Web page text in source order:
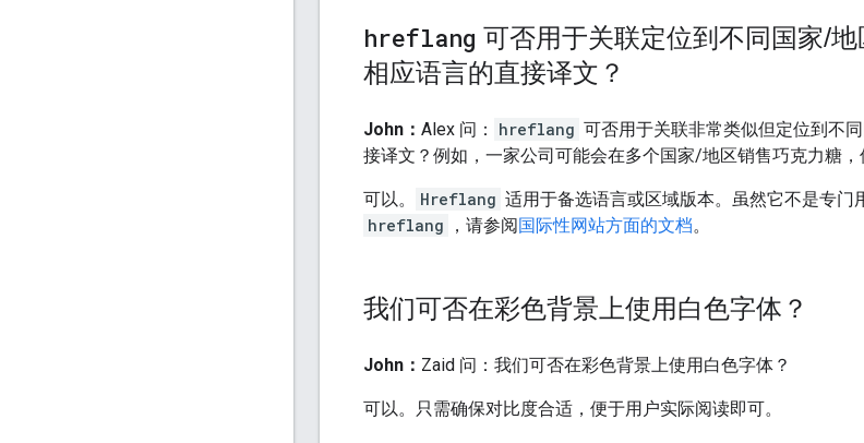
hreflang 可否用于关联定位到不同国家/地
相应语言的直接译文？
John： Alex 问： hreflang 可否用于关联非常类似但定位到不
接译文？例如，一家公司可能会在多个国家/地区销售巧克力糖，
可以。 Hreflang 适用于备选语言或区域版本。虽然它不是专
hreflang
，请参阅国际性网站方面的文档。
我们可否在彩色背景上使用白色字体？
John： Zaid 问：我们可否在彩色背景上使用白色字体？
可以。只需确保对比度合适，便于用户实际阅读即可。